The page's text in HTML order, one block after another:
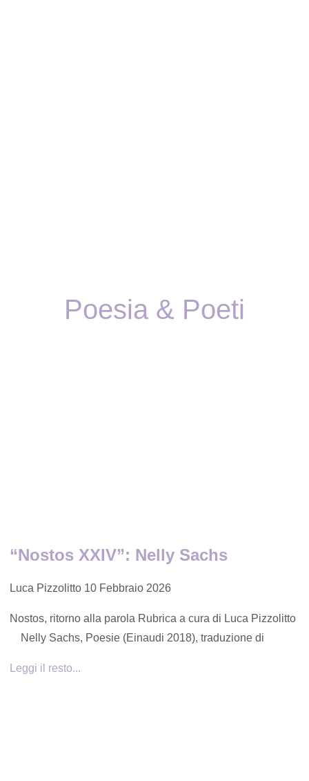
Poesia & Poeti
“Nostos XXIV”: Nelly Sachs
Luca Pizzolitto 10 Febbraio 2026
Nostos, ritorno alla parola Rubrica a cura di Luca Pizzolitto
Nelly Sachs, Poesie (Einaudi 2018), traduzione di
Leggi il resto...